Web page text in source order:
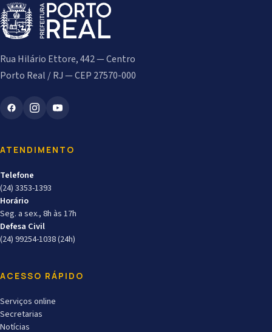
Rua Hilário Ettore, 442 — Centro
Porto Real / RJ — CEP 27570-000
ATENDIMENTO
Telefone
(24) 3353-1393
Horário
Seg. a sex., 8h às 17h
Defesa Civil
(24) 99254-1038 (24h)
ACESSO RÁPIDO
Serviços online
Secretarias
Notícias